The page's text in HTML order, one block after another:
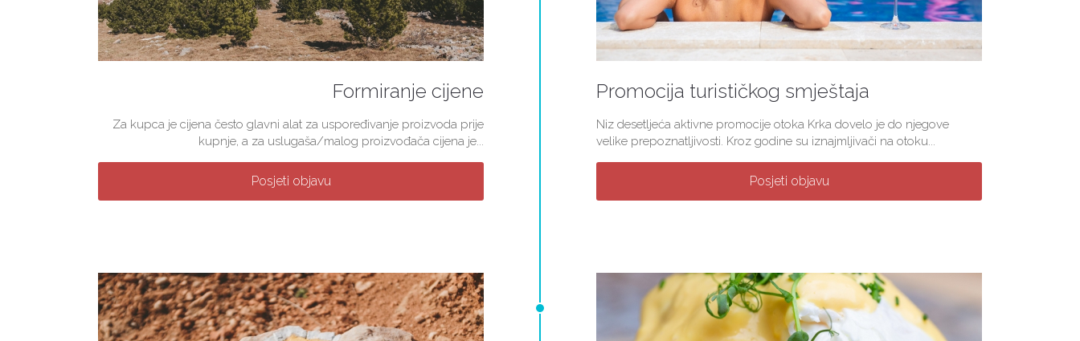
Promocija turističkog smještaja
Niz desetljeća aktivne promocije otoka Krka dovelo je do njegove
velike prepoznatljivosti. Kroz godine su iznajmljivači na otoku...
Posjeti objavu
Formiranje cijene
Za kupca je cijena često glavni alat za uspoređivanje proizvoda prije
kupnje, a za uslugaša/malog proizvođača cijena je...
Posjeti objavu